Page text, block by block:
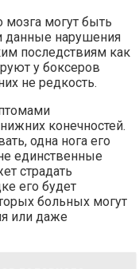
мозга могут быть
данные нарушения
последствиям как
у боксеров
не редкость.
конечностей.
одна нога его
единственные
страдать
его будет
больных могут
или даже